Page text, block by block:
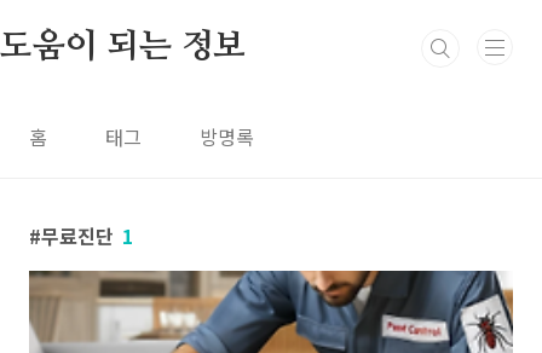
도움이 되는 정보
홈 태그 방명록
무료진단 1